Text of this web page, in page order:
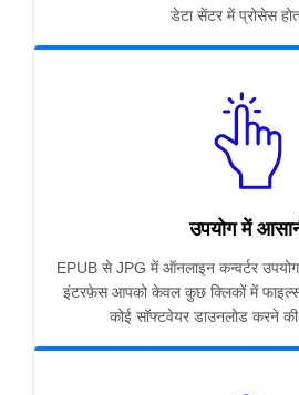
डेटा सेंटर में प्रोसेस
उपयोग में
EPUB से JPG में ऑनलाइन कन्वर्टर
इंटरफ़ेस आपको केवल कुछ क्लिकों में फाइल्स
कोई सॉफ्टवेयर डाउनलोड करने